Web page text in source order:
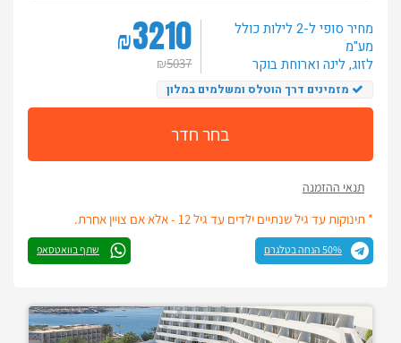
₪3210
₪5037
מחיר סופי ל-2 לילות
כולל
מע"מ
לזוג, לינה וארוחת בוקר
מזמינים דרך הוטלס ומשלמים במלון
בחר חדר
תנאי ההזמנה
* תינוקות עד גיל שנתיים ילדים עד גיל 12 - אלא אם צויין אחרת.
50% הנחה בטלגרם שתף בוואטסאפ